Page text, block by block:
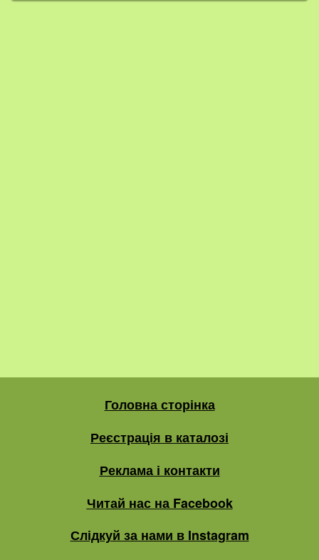
Головна сторінка
Реєстрація в каталозі
Реклама і контакти
Читай нас на Facebook
Слідкуй за нами в Instagram